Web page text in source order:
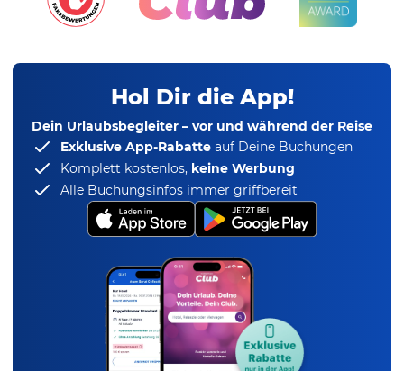
Hol Dir die App!
Dein Urlaubsbegleiter – vor und während der Reise
Exklusive App-Rabatte auf Deine Buchungen
Komplett kostenlos, keine Werbung
Alle Buchungsinfos immer griffbereit